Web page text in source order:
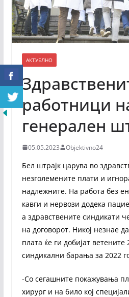
АКТУЕЛНО
работници
генерален
05.05.2023 Objektivno24
Бел штрајк царува во
незголемените плати и
надлежните. На работа без
кавги и нервози додека
а здравствените синдикати
на договорот. Никој незнае
плата ќе ги добијат
синдикални барања за 2022
-Со сегашните покажувања
хирург и на било кој